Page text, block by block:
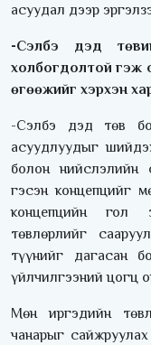
асуудал дээр
-Сэлбэ дэд
холбогдолтой гэж
өгөөжийг хэрхэн
-Сэлбэ дэд төв
асуудлуудыг
болон
гэсэн концепцийг
концепцийн гол
төвлөрлийг
түүнийг дагасан
үйлчилгээний цогц
Мөн иргэдийн
чанарыг